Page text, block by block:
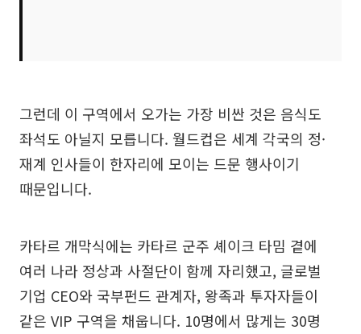
그런데 이 구역에서 오가는 가장 비싼 것은 음식도
좌석도 아닐지 모릅니다. 월드컵은 세계 각국의 정·
재계 인사들이 한자리에 모이는 드문 행사이기
때문입니다.
카타르 개막식에는 카타르 군주 셰이크 타밈 곁에
여러 나라 정상과 사절단이 함께 자리했고, 글로벌
기업 CEO와 국부펀드 관계자, 왕족과 투자자들이
같은 VIP 구역을 채웁니다. 10명에서 많게는 30명